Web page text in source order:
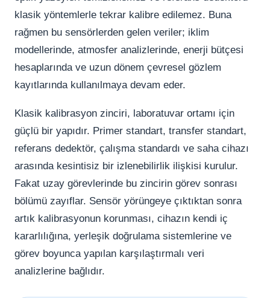
klasik yöntemlerle tekrar kalibre edilemez. Buna
rağmen bu sensörlerden gelen veriler; iklim
modellerinde, atmosfer analizlerinde, enerji bütçesi
hesaplarında ve uzun dönem çevresel gözlem
kayıtlarında kullanılmaya devam eder.
Klasik kalibrasyon zinciri, laboratuvar ortamı için
güçlü bir yapıdır. Primer standart, transfer standart,
referans dedektör, çalışma standardı ve saha cihazı
arasında kesintisiz bir izlenebilirlik ilişkisi kurulur.
Fakat uzay görevlerinde bu zincirin görev sonrası
bölümü zayıflar. Sensör yörüngeye çıktıktan sonra
artık kalibrasyonun korunması, cihazın kendi iç
kararlılığına, yerleşik doğrulama sistemlerine ve
görev boyunca yapılan karşılaştırmalı veri
analizlerine bağlıdır.